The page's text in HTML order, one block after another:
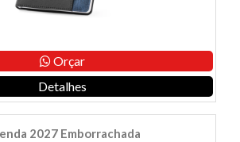
Orçar
Detalhes
2027 Emborrachada